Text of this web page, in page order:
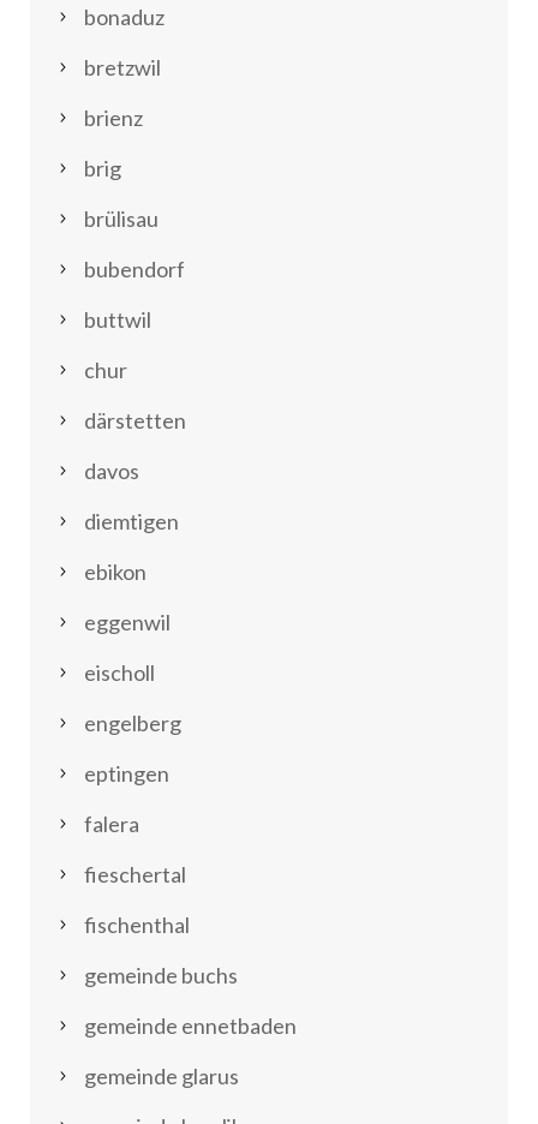
bonaduz
bretzwil
brienz
brig
brülisau
bubendorf
buttwil
chur
därstetten
davos
diemtigen
ebikon
eggenwil
eischoll
engelberg
eptingen
falera
fieschertal
fischenthal
gemeinde buchs
gemeinde ennetbaden
gemeinde glarus